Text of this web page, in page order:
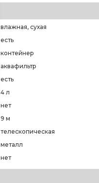
влажная, сухая
есть
контейнер
аквафильтр
есть
4 л
нет
9 м
телескопическая
металл
нет